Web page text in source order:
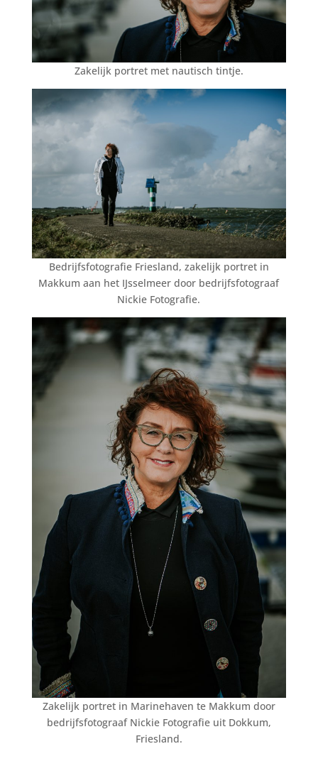
Zakelijk portret met nautisch tintje.
Bedrijfsfotografie Friesland, zakelijk portret in
Makkum aan het IJsselmeer door bedrijfsfotograaf
Nickie Fotografie.
Zakelijk portret in Marinehaven te Makkum door
bedrijfsfotograaf Nickie Fotografie uit Dokkum,
Friesland.